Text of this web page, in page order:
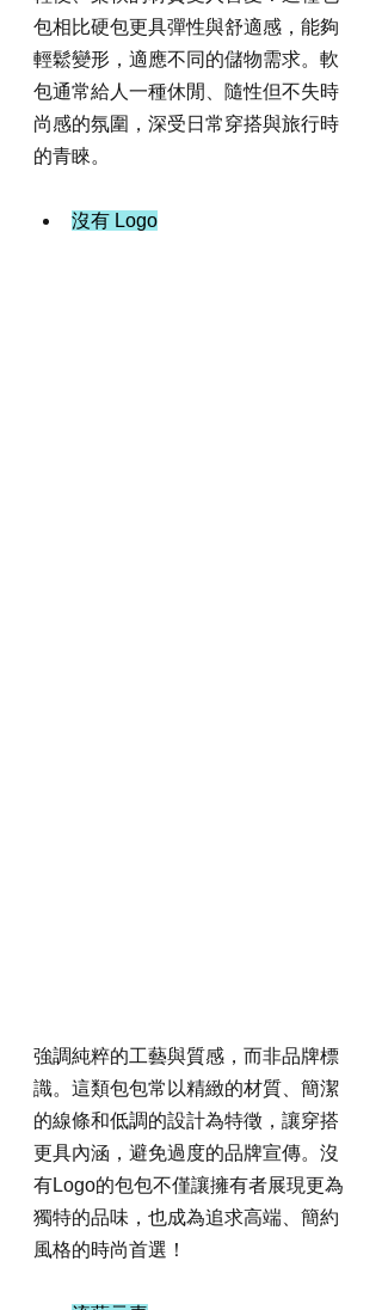
包相比硬包更具彈性與舒適感，能夠
輕鬆變形，適應不同的儲物需求。軟
包通常給人一種休閒、隨性但不失時
尚感的氛圍，深受日常穿搭與旅行時
的青睞。
沒有 Logo
強調純粹的工藝與質感，而非品牌標
識。這類包包常以精緻的材質、簡潔
的線條和低調的設計為特徵，讓穿搭
更具內涵，避免過度的品牌宣傳。沒
有Logo的包包不僅讓擁有者展現更為
獨特的品味，也成為追求高端、簡約
風格的時尚首選！